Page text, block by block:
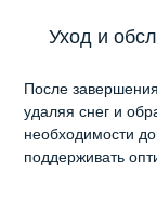
Уход и
После
удаляя снег и
необходимости
поддерживать